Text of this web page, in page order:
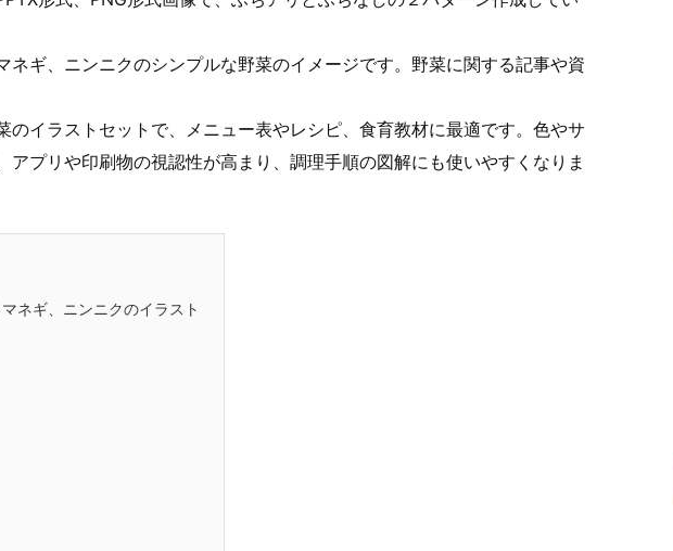
ネギ、ニンニクのシンプルな野菜のイメージです。野菜に関する記事や資
のイラストセットで、メニュー表やレシピ、食育教材に最適です。色やサ
アプリや印刷物の視認性が高まり、調理手順の図解にも使いやすくなりま
ネギ、ニンニクのイラスト